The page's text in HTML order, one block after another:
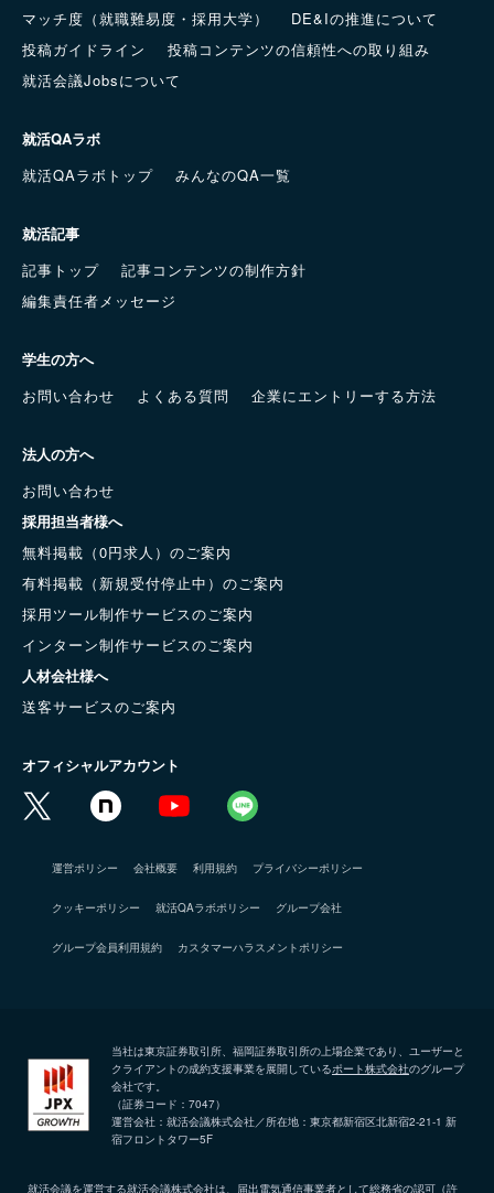
マッチ度（就職難易度・採用大学）
DE&Iの推進について
投稿ガイドライン
投稿コンテンツの信頼性への取り組み
就活会議Jobsについて
就活QAラボ
就活QAラボトップ
みんなのQA一覧
就活記事
記事トップ
記事コンテンツの制作方針
編集責任者メッセージ
学生の方へ
お問い合わせ
よくある質問 企業にエントリーする方法
法人の方へ
お問い合わせ
採用担当者様へ
無料掲載（0円求人）のご案内
有料掲載（新規受付停止中）のご案内
採用ツール制作サービスのご案内
インターン制作サービスのご案内
人材会社様へ
送客サービスのご案内
オフィシャルアカウント
運営ポリシー 会社概要 利用規約 プライバシーポリシー
クッキーポリシー 就活QAラボポリシー グループ会社
グループ会員利用規約 カスタマーハラスメントポリシー
当社は東京証券取引所、福岡証券取引所の上場企業であり、ユーザーと
クライアントの成約支援事業を展開しているポート株式会社のグループ
会社です。
（証券コード：7047）
運営会社：就活会議株式会社／所在地：東京都新宿区北新宿2-21-1 新
宿フロントタワー5F
就活会議を運営する就活会議株式会社は、届出電気通信事業者として総務省の認可（許